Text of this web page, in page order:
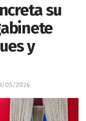
su
y
05/2026